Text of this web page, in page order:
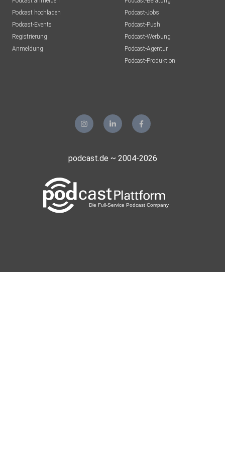
Podcast hochladen
Podcast-Events
Registrierung
Anmeldung
Podcast-Jobs
Podcast-Push
Podcast-Werbung
Podcast-Agentur
Podcast-Produktion
podcast.de ~ 2004-2026